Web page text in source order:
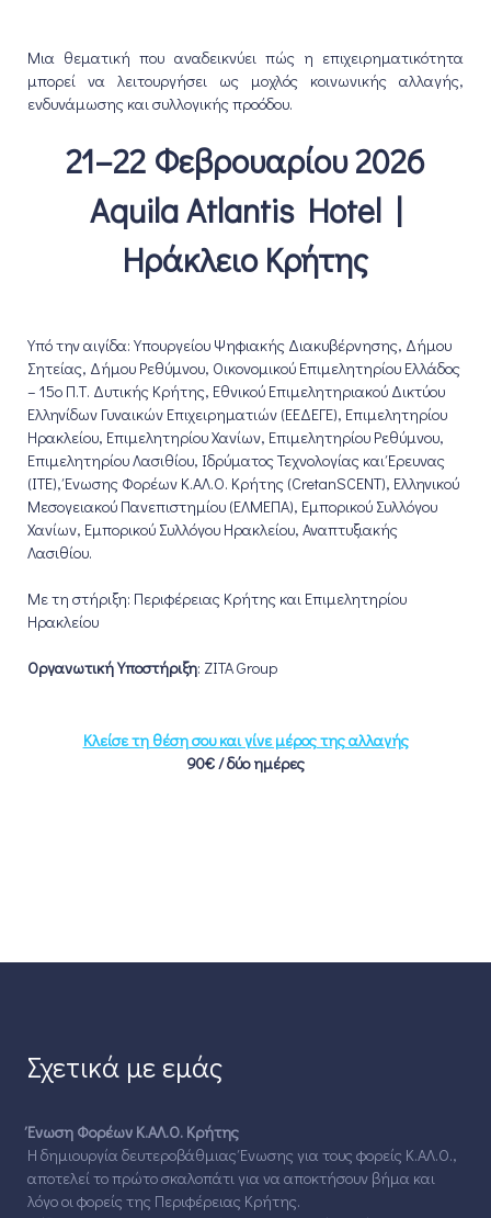
Μια θεματική που αναδεικνύει πώς η επιχειρηματικότητα
μπορεί να λειτουργήσει ως μοχλός κοινωνικής αλλαγής,
ενδυνάμωσης και συλλογικής προόδου.
21–22 Φεβρουαρίου 2026
Aquila Atlantis Hotel |
Ηράκλειο Κρήτης
Υπό την αιγίδα: Υπουργείου Ψηφιακής Διακυβέρνησης, Δήμου
Σητείας, Δήμου Ρεθύμνου, Οικονομικού Επιμελητηρίου Ελλάδος
– 15ο Π.Τ. Δυτικής Κρήτης, Εθνικού Επιμελητηριακού Δικτύου
Ελληνίδων Γυναικών Επιχειρηματιών (ΕΕΔΕΓΕ), Επιμελητηρίου
Ηρακλείου, Επιμελητηρίου Χανίων, Επιμελητηρίου Ρεθύμνου,
Επιμελητηρίου Λασιθίου, Ιδρύματος Τεχνολογίας και Έρευνας
(ΙΤΕ), Ένωσης Φορέων Κ.ΑΛ.Ο. Κρήτης (CretanSCENT), Ελληνικού
Μεσογειακού Πανεπιστημίου (ΕΛΜΕΠΑ), Εμπορικού Συλλόγου
Χανίων, Εμπορικού Συλλόγου Ηρακλείου, Αναπτυξιακής
Λασιθίου.
Με τη στήριξη: Περιφέρειας Κρήτης και Επιμελητηρίου
Ηρακλείου
Οργανωτική Υποστήριξη: ZITA Group
Κλείσε τη θέση σου και γίνε μέρος της αλλαγής
90€ / δύο ημέρες
Σχετικά με εμάς
Ένωση Φορέων Κ.ΑΛ.Ο. Κρήτης
Η δημιουργία δευτεροβάθμιας Ένωσης για τους φορείς Κ.ΑΛ.Ο.,
αποτελεί το πρώτο σκαλοπάτι για να αποκτήσουν βήμα και
λόγο οι φορείς της Περιφέρειας Κρήτης.